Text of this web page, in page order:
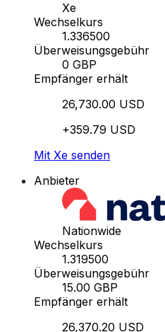
Xe
Wechselkurs
1.336500
Überweisungsgebühr
0 GBP
Empfänger erhält
26,730.00 USD
+359.79 USD
Mit Xe senden
Anbieter
Nationwide
Wechselkurs
1.319500
Überweisungsgebühr
15.00 GBP
Empfänger erhält
26,370.20 USD